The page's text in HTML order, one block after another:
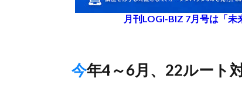
月刊LOGI-BIZ 7月号は「
今年4～6月、22ルート